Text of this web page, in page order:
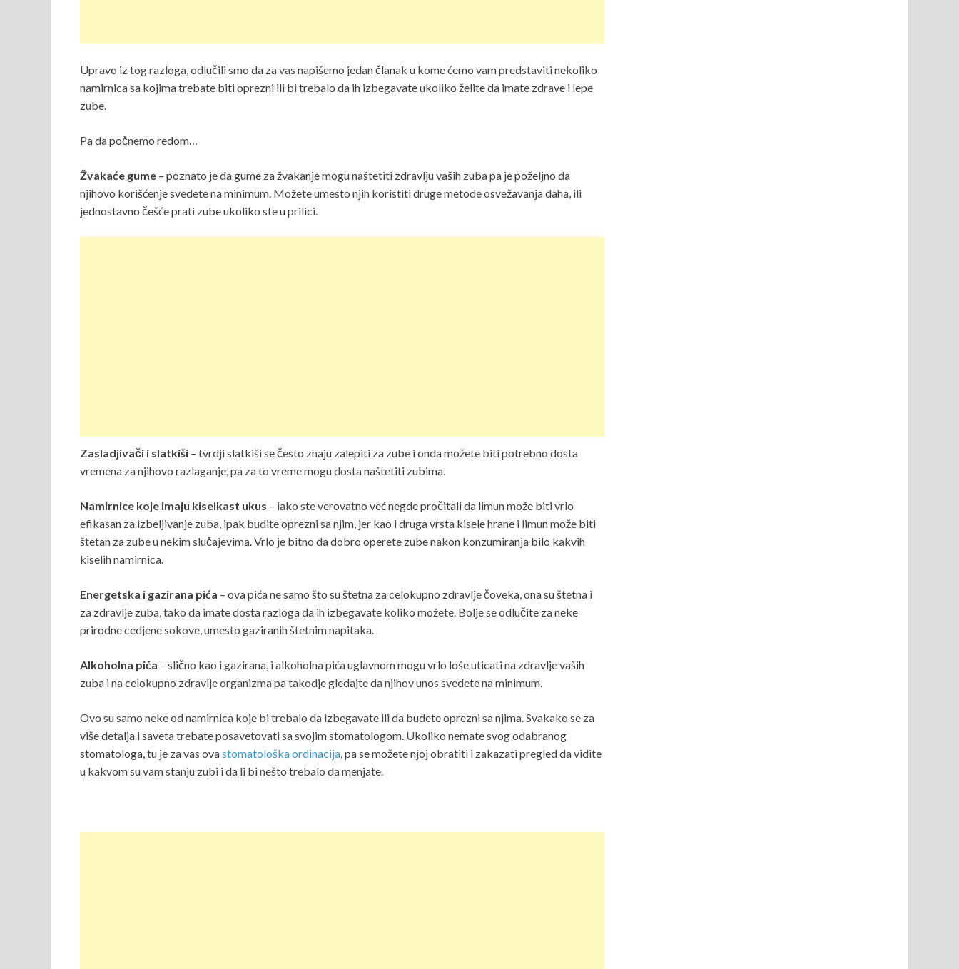
Upravo iz tog razloga, odlučili smo da za vas napišemo jedan članak u kome ćemo vam predstaviti nekoliko
namirnica sa kojima trebate biti oprezni ili bi trebalo da ih izbegavate ukoliko želite da imate zdrave i lepe
zube.
Pa da počnemo redom…
Žvakaće gume – poznato je da gume za žvakanje mogu naštetiti zdravlju vaših zuba pa je poželjno da
njihovo korišćenje svedete na minimum. Možete umesto njih koristiti druge metode osvežavanja daha, ili
jednostavno češće prati zube ukoliko ste u prilici.
Zasladjivači i slatkiši – tvrdji slatkiši se često znaju zalepiti za zube i onda možete biti potrebno dosta
vremena za njihovo razlaganje, pa za to vreme mogu dosta naštetiti zubima.
Namirnice koje imaju kiselkast ukus – iako ste verovatno već negde pročitali da limun može biti vrlo
efikasan za izbeljivanje zuba, ipak budite oprezni sa njim, jer kao i druga vrsta kisele hrane i limun može biti
štetan za zube u nekim slučajevima. Vrlo je bitno da dobro operete zube nakon konzumiranja bilo kakvih
kiselih namirnica.
Energetska i gazirana pića – ova pića ne samo što su štetna za celokupno zdravlje čoveka, ona su štetna i
za zdravlje zuba, tako da imate dosta razloga da ih izbegavate koliko možete. Bolje se odlučite za neke
prirodne cedjene sokove, umesto gaziranih štetnim napitaka.
Alkoholna pića – slično kao i gazirana, i alkoholna pića uglavnom mogu vrlo loše uticati na zdravlje vaših
zuba i na celokupno zdravlje organizma pa takodje gledajte da njihov unos svedete na minimum.
Ovo su samo neke od namirnica koje bi trebalo da izbegavate ili da budete oprezni sa njima. Svakako se za
više detalja i saveta trebate posavetovati sa svojim stomatologom. Ukoliko nemate svog odabranog
stomatologa, tu je za vas ovastomatološka ordinacija, pa se možete njoj obratiti i zakazati pregled da vidite
u kakvom su vam stanju zubi i da li bi nešto trebalo da menjate.